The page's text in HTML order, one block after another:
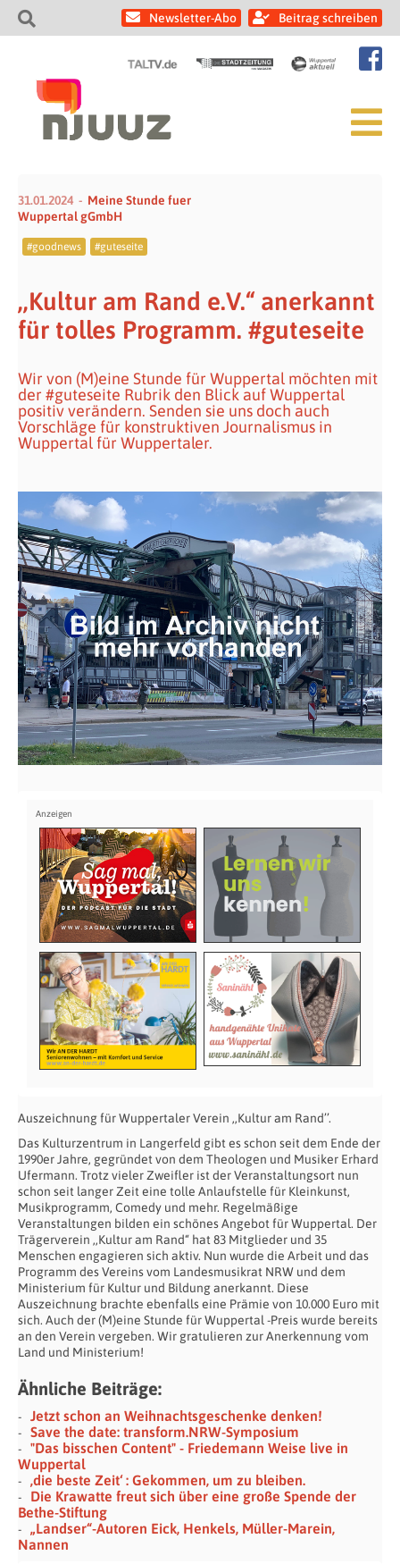
Newsletter-Abo Beitrag schreiben
31.01.2024
Meine Stunde fuer
Wuppertal gGmbH
#goodnews #guteseite
,,Kultur am Rand e.V.“ anerkannt
für tolles Programm. #guteseite
Wir von (M)eine Stunde für Wuppertal möchten mit
der #guteseite Rubrik den Blick auf Wuppertal
positiv verändern. Senden sie uns doch auch
Vorschläge für konstruktiven Journalismus in
Wuppertal für Wuppertaler.
Auszeichnung für Wuppertaler Verein ,,Kultur am Rand’’.
Das Kulturzentrum in Langerfeld gibt es schon seit dem Ende der
1990er Jahre, gegründet von dem Theologen und Musiker Erhard
Ufermann. Trotz vieler Zweifler ist der Veranstaltungsort nun
schon seit langer Zeit eine tolle Anlaufstelle für Kleinkunst,
Musikprogramm, Comedy und mehr. Regelmäßige
Veranstaltungen bilden ein schönes Angebot für Wuppertal. Der
Trägerverein ,,Kultur am Rand“ hat 83 Mitglieder und 35
Menschen engagieren sich aktiv. Nun wurde die Arbeit und das
Programm des Vereins vom Landesmusikrat NRW und dem
Ministerium für Kultur und Bildung anerkannt. Diese
Auszeichnung brachte ebenfalls eine Prämie von 10.000 Euro mit
sich. Auch der (M)eine Stunde für Wuppertal -Preis wurde bereits
an den Verein vergeben. Wir gratulieren zur Anerkennung vom
Land und Ministerium!
Ähnliche Beiträge:
Jetzt schon an Weihnachtsgeschenke denken!
Save the date: transform.NRW-Symposium
"Das bisschen Content" - Friedemann Weise live in
Wuppertal
‚die beste Zeit‘ : Gekommen, um zu bleiben.
Die Krawatte freut sich über eine große Spende der
Bethe-Stiftung
„Landser“-Autoren Eick, Henkels, Müller-Marein,
Nannen